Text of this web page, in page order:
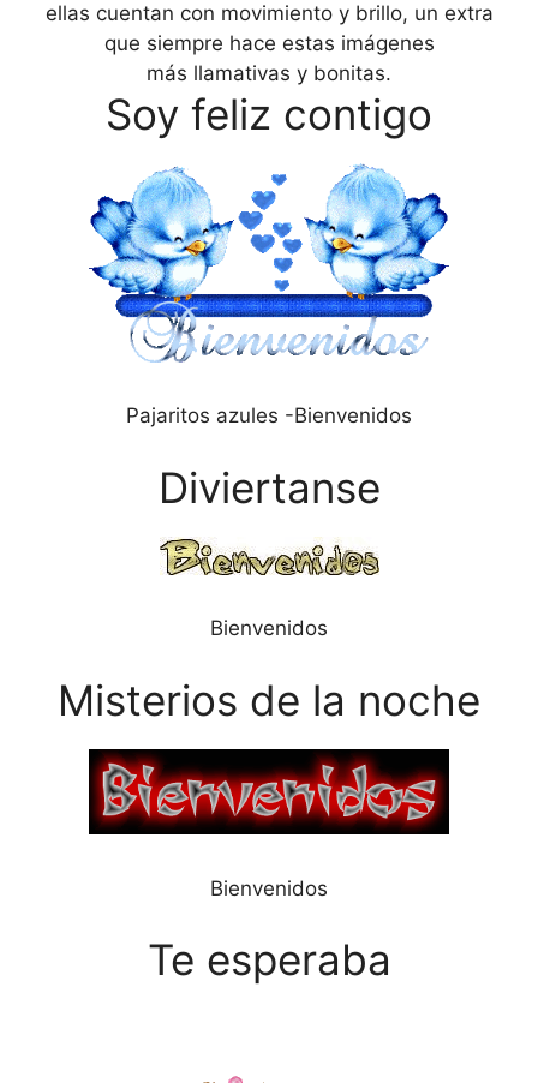
ellas cuentan con movimiento y brillo, un extra
que siempre hace estas imágenes
más llamativas y bonitas.
Soy feliz contigo
Pajaritos azules -Bienvenidos
Diviertanse
Bienvenidos
Misterios de la noche
Bienvenidos
Te esperaba